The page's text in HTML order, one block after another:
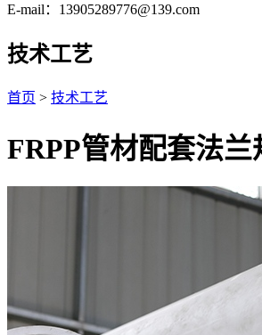
E-mail：13905289776@139.com
技术工艺
首页 > 技术工艺
FRPP管材配套法兰